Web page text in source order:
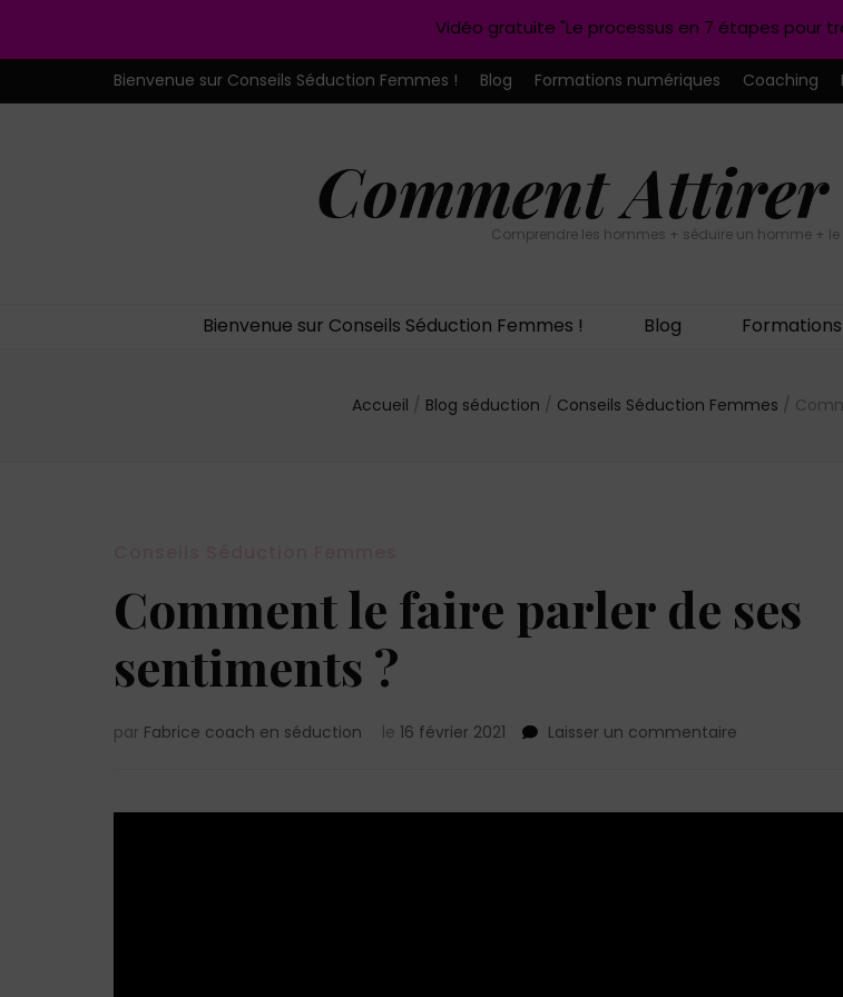
Bienvenue sur Conseils Séduction Femmes ! Blog Formations numériques Coaching
Comment Attirer
Comprendre les hommes + séduire un homme +
Bienvenue sur Conseils Séduction Femmes ! Blog
Accueil / Blog séduction / Conseils Séduction Femmes /
Comment le faire parler de ses
sentiments ?
par Fabrice coach en séduction le 16 février 2021 Laisser un commentaire
Vidéo gratuite "Le processus en 7 étapes pour